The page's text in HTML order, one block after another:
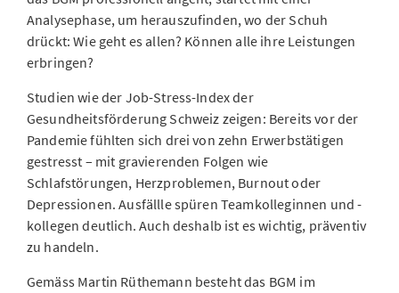
Analysephase, um herauszufinden, wo der Schuh
drückt: Wie geht es allen? Können alle ihre Leistungen
erbringen?
Studien wie der Job-Stress-Index der
Gesundheitsförderung Schweiz zeigen: Bereits vor der
Pandemie fühlten sich drei von zehn Erwerbstätigen
gestresst – mit gravierenden Folgen wie
Schlafstörungen, Herzproblemen, Burnout oder
Depressionen. Ausfällle spüren Teamkolleginnen und -
kollegen deutlich. Auch deshalb ist es wichtig, präventiv
zu handeln.
Gemäss Martin Rüthemann besteht das BGM im